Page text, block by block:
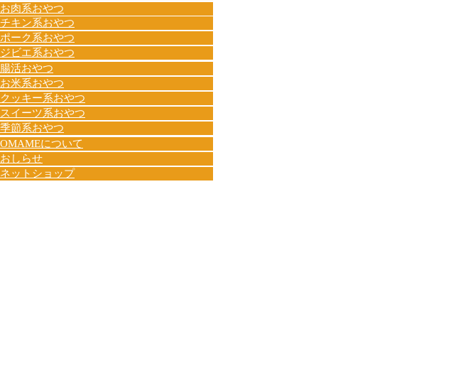
お肉系おやつ
チキン系おやつ
ポーク系おやつ
ジビエ系おやつ
腸活おやつ
お米系おやつ
クッキー系おやつ
スイーツ系おやつ
季節系おやつ
OMAMEについて
おしらせ
ネットショップ